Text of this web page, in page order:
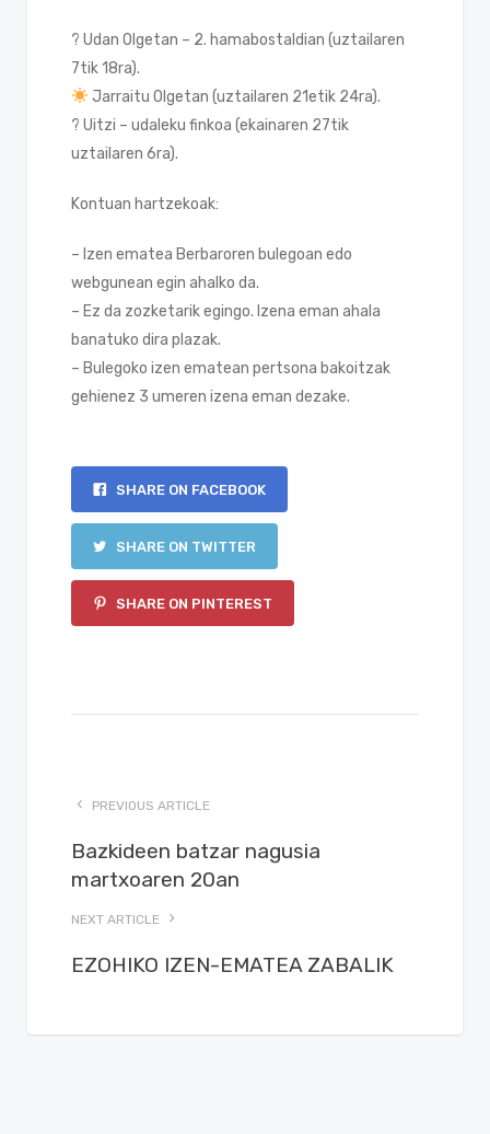
? Udan Olgetan – 2. hamabostaldian (uztailaren
7tik 18ra).
Jarraitu Olgetan (uztailaren 21etik 24ra).
? Uitzi – udaleku finkoa (ekainaren 27tik
uztailaren 6ra).
Kontuan hartzekoak:
– Izen ematea Berbaroren bulegoan edo
webgunean egin ahalko da.
– Ez da zozketarik egingo. Izena eman ahala
banatuko dira plazak.
– Bulegoko izen ematean pertsona bakoitzak
gehienez 3 umeren izena eman dezake.
SHARE ON FACEBOOK
SHARE ON TWITTER
SHARE ON PINTEREST
PREVIOUS ARTICLE
Bazkideen batzar nagusia
martxoaren 20an
NEXT ARTICLE
EZOHIKO IZEN-EMATEA ZABALIK